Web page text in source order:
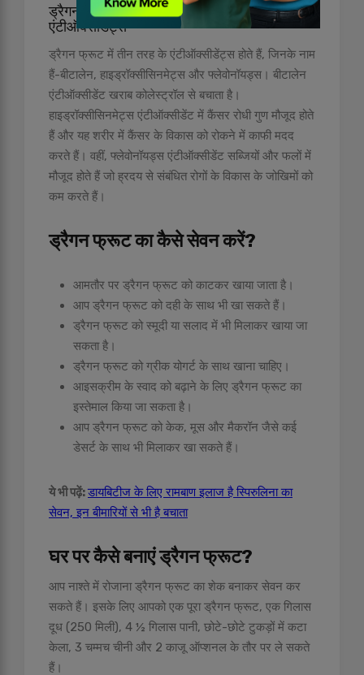
ड्रैगन फ्रूट में मौजूद होते हैं तीन तरह के
एंटीऑक्सीडेंट्स
ड्रैगन फ्रूट में तीन तरह के एंटीऑक्सीडेंट्स होते हैं, जिनके नाम
हैं-बीटालेन, हाइड्रॉक्सीसिनमेट्स और फ्लेवोनॉयड्स। बीटालेन
एंटीऑक्सीडेंट खराब कोलेस्ट्रॉल से बचाता है।
हाइड्रॉक्सीसिनमेट्स एंटीऑक्सीडेंट में कैंसर रोधी गुण मौजूद होते
हैं और यह शरीर में कैंसर के विकास को रोकने में काफी मदद
करते हैं। वहीं, फ्लेवोनॉयड्स एंटीऑक्सीडेंट सब्जियों और फलों में
मौजूद होते हैं जो ह्रदय से संबंधित रोगों के विकास के जोखिमों को
कम करते हैं।
ड्रैगन फ्रूट का कैसे सेवन करें?
आमतौर पर ड्रैगन फ्रूट को काटकर खाया जाता है।
आप ड्रैगन फ्रूट को दही के साथ भी खा सकते हैं।
ड्रैगन फ्रूट को स्मूदी या सलाद में भी मिलाकर खाया जा
सकता है।
ड्रैगन फ्रूट को ग्रीक योगर्ट के साथ खाना चाहिए।
आइसक्रीम के स्वाद को बढ़ाने के लिए ड्रैगन फ्रूट का
इस्तेमाल किया जा सकता है।
आप ड्रैगन फ्रूट को केक, मूस और मैकरॉन जैसे कई
डेसर्ट के साथ भी मिलाकर खा सकते हैं।
ये भी पढ़ें:डायबिटीज के लिए रामबाण इलाज है स्पिरुलिना का
सेवन, इन बीमारियों से भी है बचाता
घर पर कैसे बनाएं ड्रैगन फ्रूट?
आप नाश्ते में रोजाना ड्रैगन फ्रूट का शेक बनाकर सेवन कर
सकते हैं। इसके लिए आपको एक पूरा ड्रैगन फ्रूट, एक गिलास
दूध (250 मिली), 4 ½ गिलास पानी, छोटे-छोटे टुकड़ों में कटा
केला, 3 चम्मच चीनी और 2 काजू ऑप्शनल के तौर पर ले सकते
हैं।